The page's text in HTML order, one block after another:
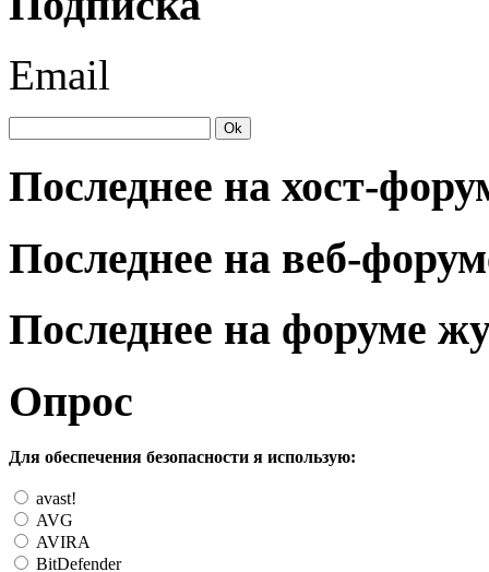
Email
Последнее на хост-
Последнее на веб-
Последнее на форуме
Опрос
Для обеспечения безопасности я использую:
avast!
AVG
AVIRA
BitDefender